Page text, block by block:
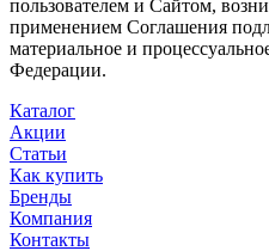
пользователем и Сайтом,
применением Соглашения
материальное и
Федерации.
Каталог
Акции
Статьи
Как купить
Бренды
Компания
Контакты